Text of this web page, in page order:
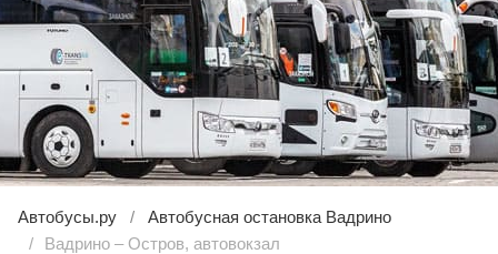
Автобусы.ру
Автобусная остановка Вадрино
Вадрино – Остров, автовокзал